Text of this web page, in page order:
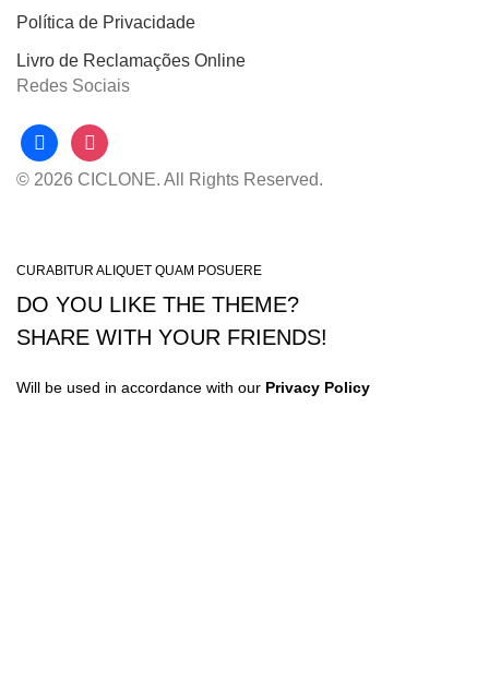
Política de Privacidade
Livro de Reclamações Online
Redes Sociais
facebookinstagram
© 2026 CICLONE. All Rights Reserved.
CURABITUR ALIQUET QUAM POSUERE
DO YOU LIKE THE THEME?
SHARE WITH YOUR FRIENDS!
Will be used in accordance with our Privacy Policy